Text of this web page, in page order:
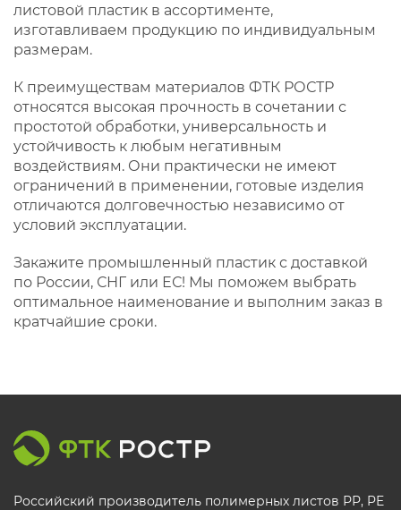
листовой пластик в ассортименте,
изготавливаем продукцию по индивидуальным
размерам.
К преимуществам материалов ФТК РОСТР
относятся высокая прочность в сочетании с
простотой обработки, универсальность и
устойчивость к любым негативным
воздействиям. Они практически не имеют
ограничений в применении, готовые изделия
отличаются долговечностью независимо от
условий эксплуатации.
Закажите промышленный пластик с доставкой
по России, СНГ или ЕС! Мы поможем выбрать
оптимальное наименование и выполним заказ в
кратчайшие сроки.
Российский производитель полимерных листов РР, PE